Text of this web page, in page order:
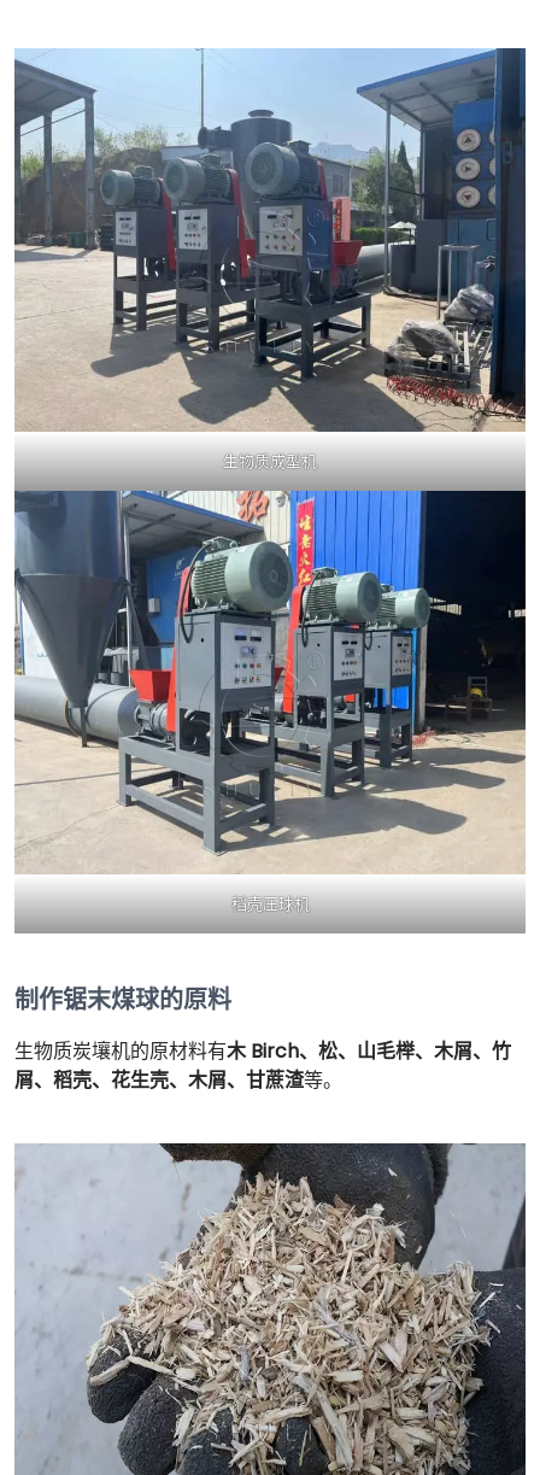
生物质成型机
稻壳压球机
制作锯末煤球的原料
生物质炭壤机的原材料有木 Birch、松、山毛榉、木屑、竹
屑、稻壳、花生壳、木屑、甘蔗渣等。